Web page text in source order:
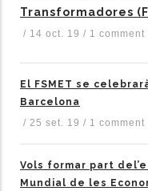
Transformadores
/ 14 oct. 19 / 1 comment
El FSMET se
Barcelona
/ 25 set. 19 / 1 comment
Vols formar part
Mundial de les